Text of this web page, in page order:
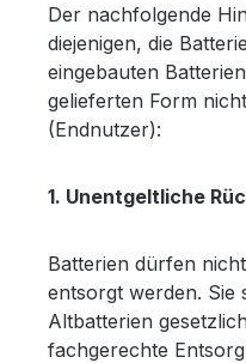
Der nachfolgende
diejenigen, die
eingebauten
gelieferten Form
(Endnutzer):
1. Unentgeltliche
Batterien dürfen
entsorgt werden. Sie
Altbatterien
fachgerechte